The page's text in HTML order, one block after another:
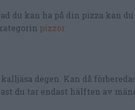
du kan ha på din pizza kan
pizzor.
degen. Kan då
du tar endast hälften av